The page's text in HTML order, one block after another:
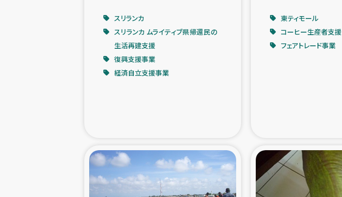
ガザ地区における被災住民への緊急支援
ふりかけ普及と食生活改善による栄養改善事業
トルコ・シリア地震被災者支援
コーヒー生産者支援
スリランカ
スリランカ ムライティブ県帰還民の
生活再建支援
復興支援事業
経済自立支援事業
東ティモール
コーヒー生産者支援
フェアトレード事業